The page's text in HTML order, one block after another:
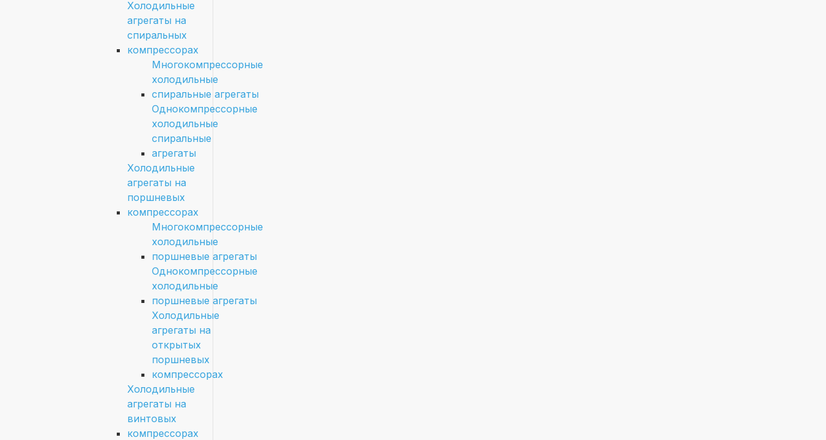
Холодильные
агрегаты на
спиральных
компрессорах
Многокомпрессорные
холодильные
спиральные агрегаты
Однокомпрессорные
холодильные
спиральные
агрегаты
Холодильные
агрегаты на
поршневых
компрессорах
Многокомпрессорные
холодильные
поршневые агрегаты
Однокомпрессорные
холодильные
поршневые агрегаты
Холодильные
агрегаты на
открытых
поршневых
компрессорах
Холодильные
агрегаты на
винтовых
компрессорах